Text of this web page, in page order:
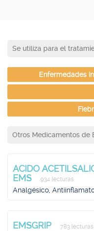
Se utiliza para el
Enfermedades
Otros Medicamentos de
ACIDO
EMS
934 lecturas
Analgésico,
EMSGRIP 783 lecturas